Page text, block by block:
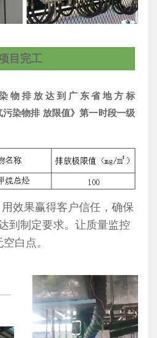
目完工
物排放达到广东省地方标
染物排 放限值》第一时段一级
效果赢得客户信任，确保
到制定要求。让质量监控
空白点。